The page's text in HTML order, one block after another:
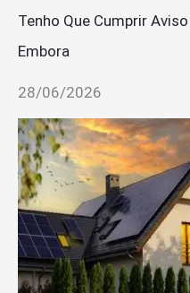
Tenho Que Cumprir
Embora
28/06/2026